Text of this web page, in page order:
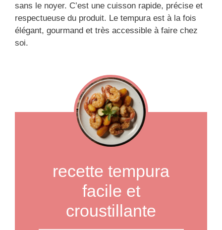
sans le noyer. C’est une cuisson rapide, précise et
respectueuse du produit. Le tempura est à la fois
élégant, gourmand et très accessible à faire chez
soi.
recette tempura
facile et
croustillante